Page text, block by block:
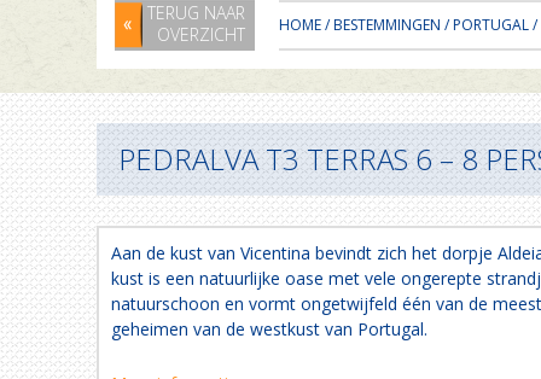
TERUG NAAR
OVERZICHT
HOME/BESTEMMINGEN /PORTUGAL/
PEDRALVA T3 TERRAS 6 – 8
Aan de kust van Vicentina bevindt zich het dorpje
kust is een natuurlijke oase met vele ongerepte
natuurschoon en vormt ongetwijfeld één van de
geheimen van de westkust van Portugal.